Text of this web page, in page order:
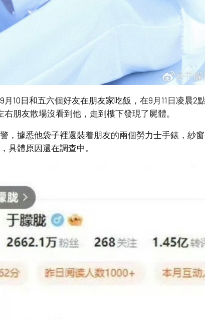
10日和五六個好友在朋友家吃飯，在9月11日凌晨2
朋友散場沒看到他，走到樓下發現了屍體。
，據悉他袋子裡還裝着朋友的兩個勞力士手錶，紗
具體原因還在調查中。